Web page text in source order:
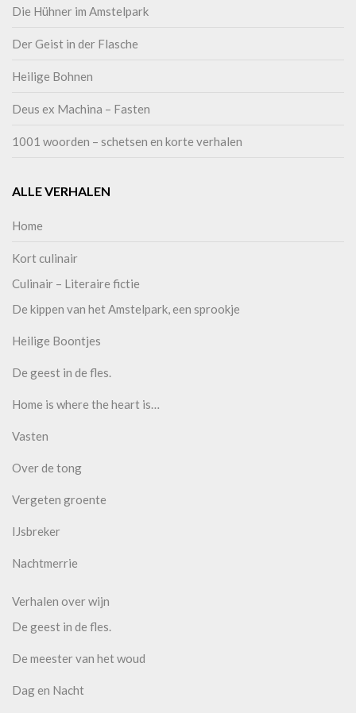
Die Hühner im Amstelpark
Der Geist in der Flasche
Heilige Bohnen
Deus ex Machina – Fasten
1001 woorden – schetsen en korte verhalen
ALLE VERHALEN
Home
Kort culinair
Culinair – Literaire fictie
De kippen van het Amstelpark, een sprookje
Heilige Boontjes
De geest in de fles.
Home is where the heart is…
Vasten
Over de tong
Vergeten groente
IJsbreker
Nachtmerrie
Verhalen over wijn
De geest in de fles.
De meester van het woud
Dag en Nacht